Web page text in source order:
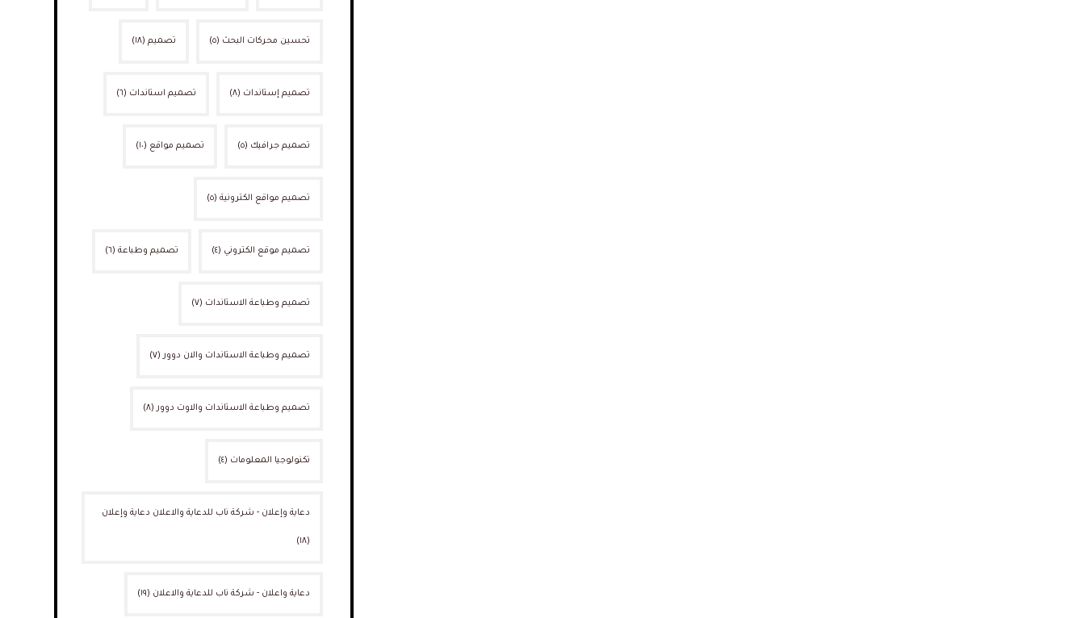
تحسين محركات البحث (٥) تصميم(١٨)
تصميم إستاندات (٨) تصميم استاندات (٦)
تصميم جرافيك (٥) تصميم مواقع (١٠)
تصميم مواقع الكترونية(٥)
تصميم موقع الكتروني (٤) تصميم وطباعة(٦)
تصميم وطباعة الاستاندات (٧)
تصميم وطباعة الاستاندات والان دوور (٧)
تصميم وطباعة الاستاندات والاوت دوور (٨)
تكنولوجيا المعلومات (٤)
دعاية وإعلان - شركة ناب للدعاية والاعلان دعاية وإعلان
(١٨)
دعاية واعلان - شركة ناب للدعاية والاعلان (١٩)